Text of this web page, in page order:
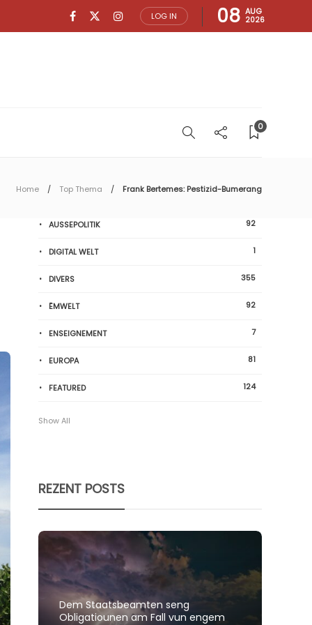
LOG IN 08 AUG
2026
0
Home Top Thema Frank Bertemes: Pestizid-Bumerang
AUSSEPOLITIK 92
DIGITAL WELT 1
DIVERS 355
ËMWELT 92
ENSEIGNEMENT 7
EUROPA 81
FEATURED 124
Show All
REZENT POSTS
Dem Staatsbeamten seng
Obligatiounen am Fall vun engem